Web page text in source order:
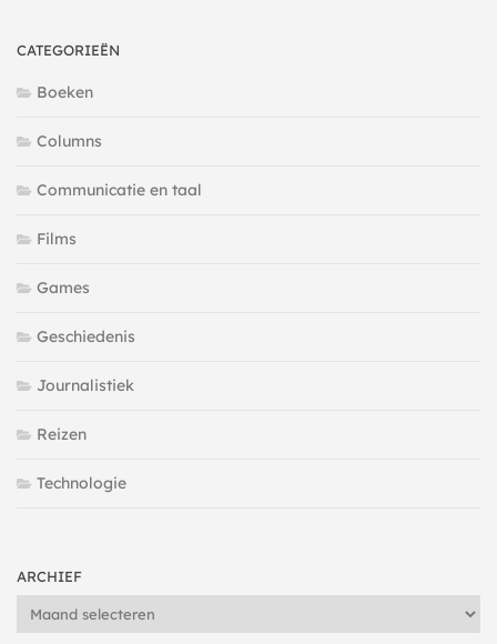
CATEGORIEËN
Boeken
Columns
Communicatie en taal
Films
Games
Geschiedenis
Journalistiek
Reizen
Technologie
ARCHIEF
Archief